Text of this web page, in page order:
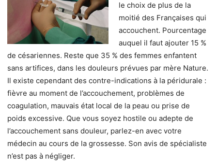
le choix de plus de la
moitié des Françaises qui
accouchent. Pourcentage
auquel il faut ajouter 15 %
de césariennes. Reste que 35 % des femmes enfantent
sans artifices, dans les douleurs prévues par mère Nature.
Il existe cependant des contre-indications à la péridurale :
fièvre au moment de l’accouchement, problèmes de
coagulation, mauvais état local de la peau ou prise de
poids excessive. Que vous soyez hostile ou adepte de
l’accouchement sans douleur, parlez-en avec votre
médecin au cours de la grossesse. Son avis de spécialiste
n’est pas à négliger.